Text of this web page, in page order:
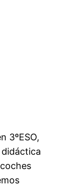
3ºESO,